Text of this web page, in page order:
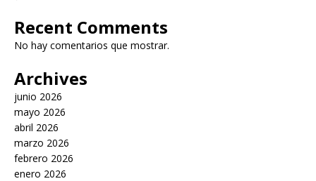
Recent Comments
No hay comentarios que mostrar.
Archives
junio 2026
mayo 2026
abril 2026
marzo 2026
febrero 2026
enero 2026